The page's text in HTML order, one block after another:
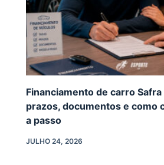
Financiamento de carro Safra
prazos, documentos e como
a passo
JULHO 24, 2026